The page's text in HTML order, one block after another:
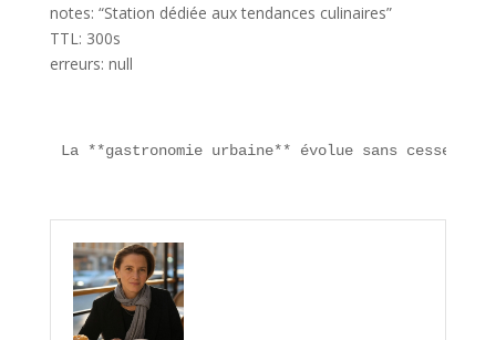
notes: “Station dédiée aux tendances culinaires”
TTL: 300s
erreurs: null
La **gastronomie urbaine** évolue sans cesse :